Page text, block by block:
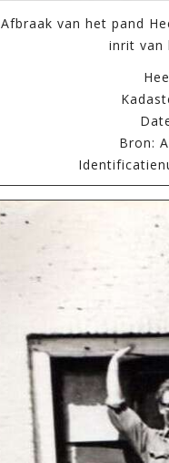
Afbraak van het pand
inrit van
Bron: